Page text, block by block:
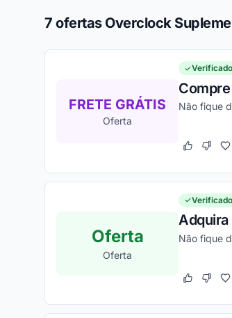
7 ofertas Overclock
FRETE GRÁTIS
Oferta
Verificado
Não fique
EsteEste
Oferta
Oferta
Verificado
Adquira
Não fique
EsteEste